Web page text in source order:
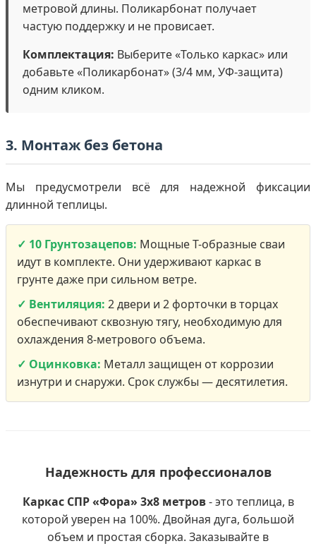
метровой длины. Поликарбонат получает
частую поддержку и не провисает.
Комплектация: Выберите «Только каркас» или
добавьте «Поликарбонат» (3/4 мм, УФ-защита)
одним кликом.
3. Монтаж без бетона
Мы предусмотрели всё для надежной фиксации
длинной теплицы.
✓ 10 Грунтозацепов: Мощные Т-образные сваи
идут в комплекте. Они удерживают каркас в
грунте даже при сильном ветре.
✓ Вентиляция: 2 двери и 2 форточки в торцах
обеспечивают сквозную тягу, необходимую для
охлаждения 8-метрового объема.
✓ Оцинковка: Металл защищен от коррозии
изнутри и снаружи. Срок службы — десятилетия.
Надежность для профессионалов
Каркас СПР «Фора» 3х8 метров- это теплица, в
которой уверен на 100%. Двойная дуга, большой
объем и простая сборка. Заказывайте в